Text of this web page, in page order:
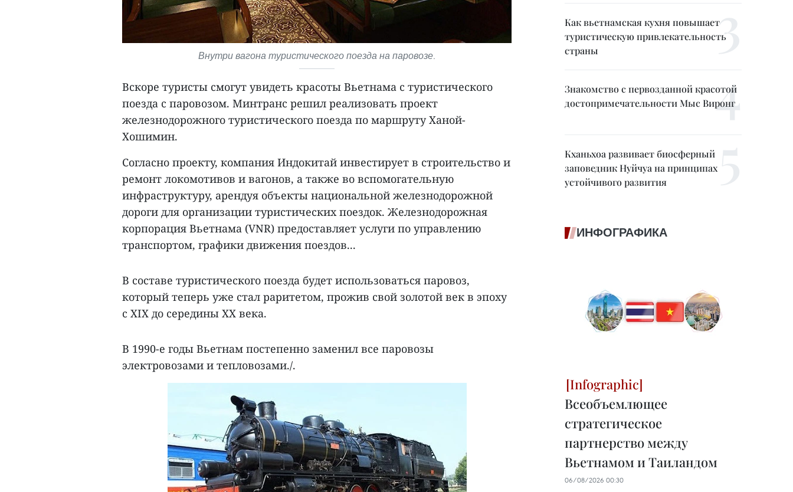
Внутри вагона туристического поезда на паровозе.
Вскоре туристы смогут увидеть красоты Вьетнама с туристического
поезда с паровозом. Минтранс решил реализовать проект
железнодорожного туристического поезда по маршруту Ханой-
Хошимин.
Согласно проекту, компания Индокитай инвестирует в строительство и
ремонт локомотивов и вагонов, а также во вспомогательную
инфраструктуру, арендуя объекты национальной железнодорожной
дороги для организации туристических поездок. Железнодорожная
корпорация Вьетнама (VNR) предоставляет услуги по управлению
транспортом, графики движения поездов...
В составе туристического поезда будет использоваться паровоз,
который теперь уже стал раритетом, прожив свой золотой век в эпоху
с XIX до середины XX века.
В 1990-е годы Вьетнам постепенно заменил все паровозы
электровозами и тепловозами./.
Как вьетнамская кухня повышает
туристическую привлекательность
страны
Знакомство с первозданной красотой
достопримечательности Мыс Виронг
Кханьхоа развивает биосферный
заповедник Нуйчуа на принципах
устойчивого развития
ИНФОГРАФИКА
Всеобъемлющее
стратегическое
партнерство между
Вьетнамом и Таиландом
06/08/2026 00:30